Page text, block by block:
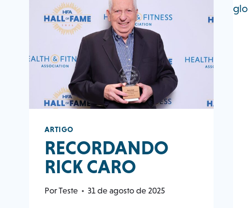
EM
AMESTERDÃO
PARA
CONGRESSO
EUROPEU
DE
2025
DA
ARTIGO
RECORDANDO
RICK CARO
PorTeste 31 de agosto de 2025